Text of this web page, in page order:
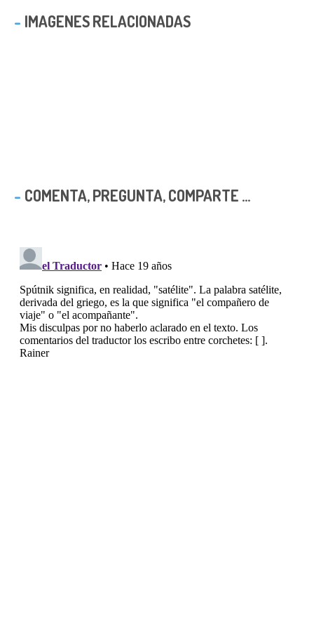
IMAGENES RELACIONADAS
COMENTA, PREGUNTA, COMPARTE ...